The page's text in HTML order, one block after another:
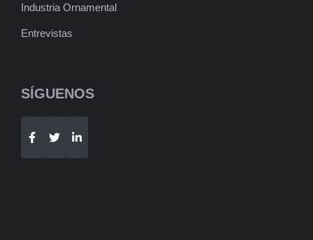
Industria Ornamental
Entrevistas
SÍGUENOS
Telegram